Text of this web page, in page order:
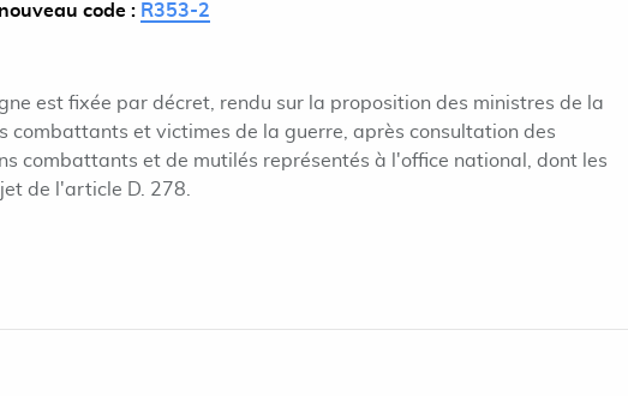
code : R353-2
est fixée par décret, rendu sur la proposition des ministres de la
combattants et victimes de la guerre, après consultation des
combattants et de mutilés représentés à l'office national, dont les
de l'article D. 278.